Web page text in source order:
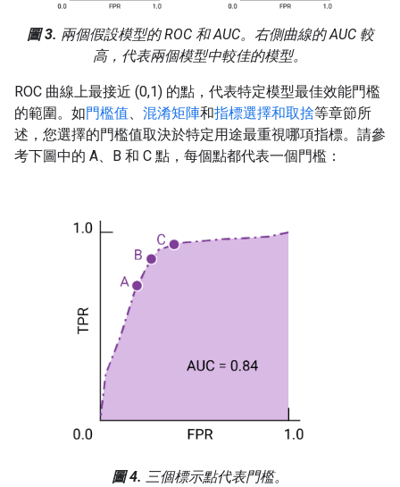
圖 3. 兩個假設模型的 ROC 和 AUC。右側曲線的 AUC 較
高，代表兩個模型中較佳的模型。
ROC 曲線上最接近 (0,1) 的點，代表特定模型最佳效能門檻
的範圍。如門檻值、 混淆矩陣和指標選擇和取捨等章節所
述，您選擇的門檻值取決於特定用途最重視哪項指標。請參
考下圖中的 A、B 和 C 點，每個點都代表一個門檻：
圖 4. 三個標示點代表門檻。